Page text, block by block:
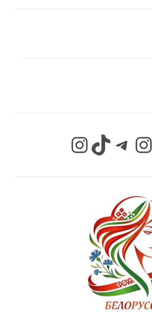
InstagramTikTok Telegram Instagram